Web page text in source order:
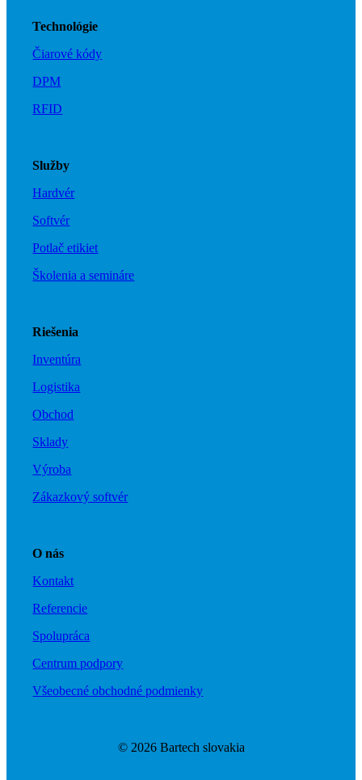
Zavolajte nám
+421 915 751410
Napíšte e-mail
Technológie
Čiarové kódy
DPM
RFID
Služby
Hardvér
Softvér
Potlač etikiet
Školenia a semináre
Riešenia
Inventúra
Logistika
Obchod
Sklady
Výroba
Zákazkový softvér
O nás
Kontakt
Referencie
Spolupráca
Centrum podpory
Všeobecné obchodné podmienky
© 2026 Bartech slovakia